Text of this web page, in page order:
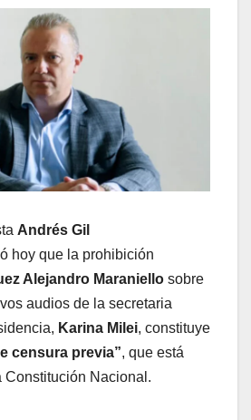
Andrés Gil
hoy que la prohibición
Alejandro Maraniello sobre
audios de la secretaria
Karina Milei, constituye
censura previa”, que está
Constitución Nacional.